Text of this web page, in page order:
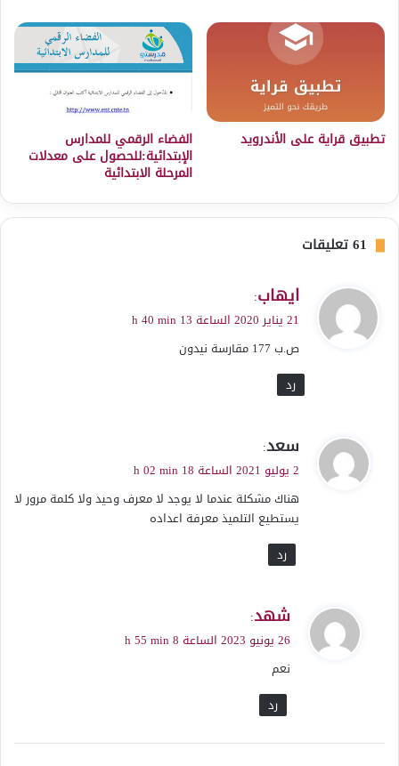
تطبيق قراية على الأندرويد الفضاء الرقمي للمدارس
الإبتدائية:للحصول على معدلات
المرحلة الابتدائية
‫61 تعليقات
ي
ق
ل
ايهاب:
21 يناير 2020 الساعة 13 h 40 min
ص.ب 177 مقارسة نيدون
رد
ي
ق
ل
سعد:
2 يوليو 2021 الساعة 18 h 02 min
هناك مشكلة عندما لا يوجد لا معرف وحيد ولا كلمة مرور لا
يستطيع التلميذ معرفة اعداده
رد
ي
ق
ل
شهد:
26 يونيو 2023 الساعة 8 h 55 min
نعم
رد